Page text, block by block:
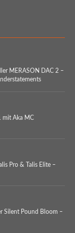
MERASON DAC 2 –
mit Aka MC
Pro & Talis Elite –
Silent Pound Bloom –